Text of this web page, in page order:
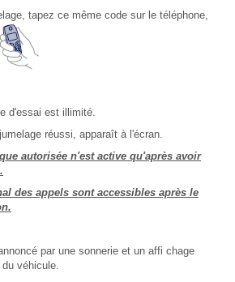
tapez ce même code sur le téléphone,
d'essai est illimité.
réussi, apparaît à l'écran.
autorisée n'est active qu'après avoir
des appels sont accessibles après le
par une sonnerie et un affi chage
véhicule.